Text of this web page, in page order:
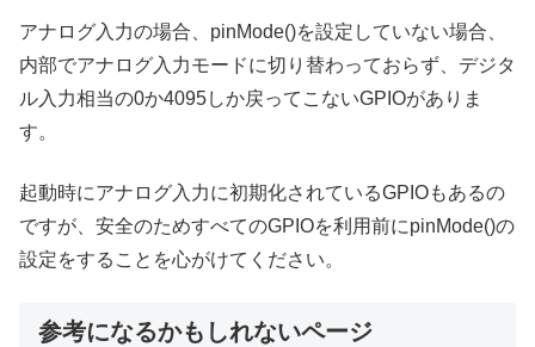
アナログ入力の場合、pinMode()を設定していない場合、
内部でアナログ入力モードに切り替わっておらず、デジタ
ル入力相当の0か4095しか戻ってこないGPIOがありま
す。
起動時にアナログ入力に初期化されているGPIOもあるの
ですが、安全のためすべてのGPIOを利用前にpinMode()の
設定をすることを心がけてください。
参考になるかもしれないページ